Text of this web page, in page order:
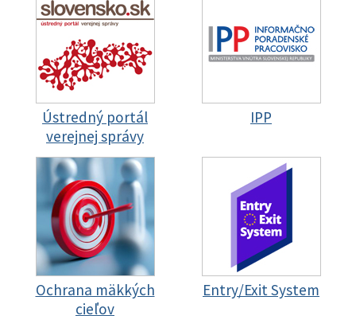
Ústredný portál
verejnej správy
IPP
Ochrana mäkkých
cieľov
Entry/Exit System